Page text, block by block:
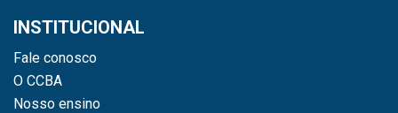
INSTITUCIONAL
Fale conosco
O CCBA
Nosso ensino